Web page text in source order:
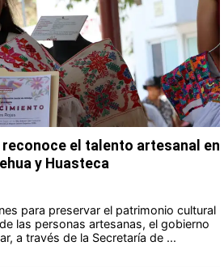
reconoce el talento artesanal en
y Huasteca
para preservar el patrimonio cultural
las personas artesanas, el gobierno
a través de la Secretaría de ...